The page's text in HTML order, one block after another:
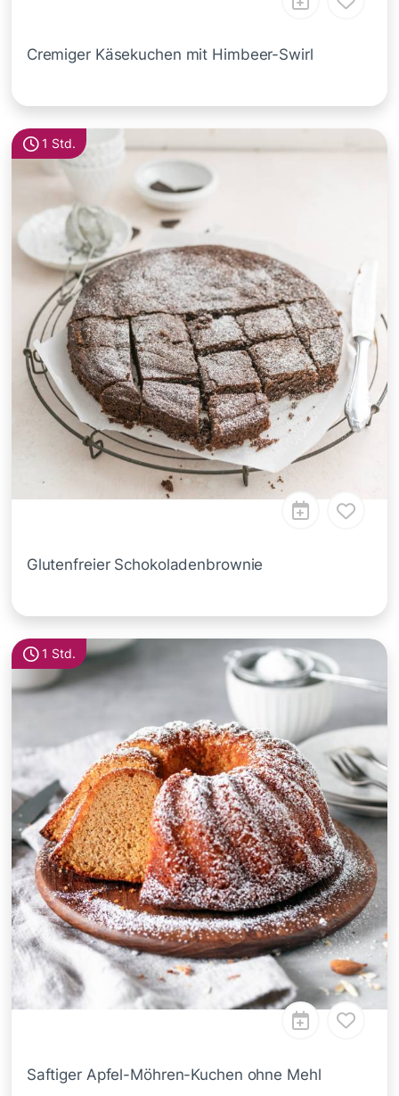
Cremiger Käsekuchen mit Himbeer-Swirl
1 Std.
Glutenfreier Schokoladenbrownie
1 Std.
Saftiger Apfel-Möhren-Kuchen ohne Mehl